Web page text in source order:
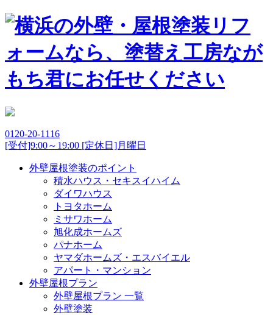
0120-20-1116
[受付]9:00～19:00 [定休日]月曜日
外壁屋根塗装のポイント
積水ハウス・セキスイハイム
ダイワハウス
トヨタホーム
ミサワホーム
旭化成ホームズ
パナホーム
ヤマダホームズ・エスバイエル
アパート・マンション
外壁屋根プラン
外壁屋根プラン 一覧
外壁塗装